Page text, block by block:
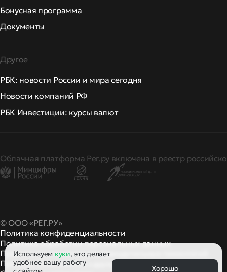
Бонусная программа
Документы
Другое
РБК: новости России и мира сегодня
Новости компаний РФ
РБК Инвестиции: курсы валют
Облачная платформа Рег.ру включена в реестр
© ООО «РЕГ.РУ»
Политика конфиденциальности
Политика обработки персональных данных
Правила применения рекомендательных технологий
Правила пользованияи другие
правила и политики
Используем куки, это делает
удобнее вашу работу
Хорошо